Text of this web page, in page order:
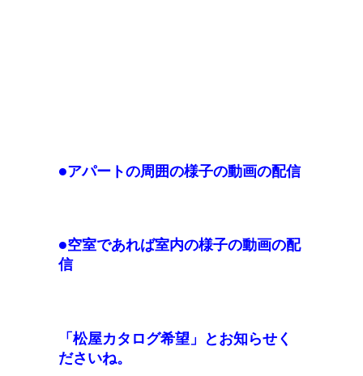
●アパートの周囲の様子の動画の配信
●空室であれば室内の様子の動画の配
信
「松屋カタログ希望」
とお知らせく
ださいね。